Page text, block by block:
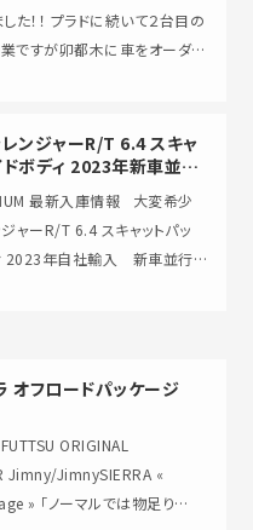
いて２台目の
業ですが卯都木に車をオーダー
レンジャーR/T 6.4 スキャ
ドボディ 2023年新車並行
が入庫致しました！
最新入庫情報 大変希少
ャーR/T 6.4 スキャットパッ
オフロードパッケージ
ORIGINAL
Jimny/JimnySIERRA «
OFFROAD Package » 「ノーマルでは物足り…